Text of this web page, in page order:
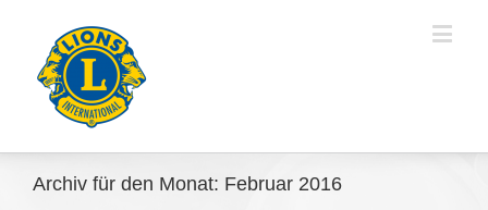
Archiv für den Monat: Februar 2016